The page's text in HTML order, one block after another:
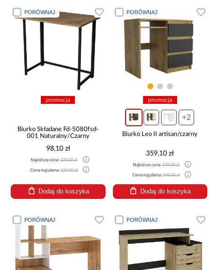
PORÓWNAJ
promocja
Biurko Składane Fd-5080fsd-
001 Naturalny/Czarny
98,10 zł
Najniższa cena:109,00 zł
Cena regularna:109,00 zł
Dodaj do koszyka
PORÓWNAJ
promocja
+2
Biurko Leo II artisan/czarny
359,10 zł
Najniższa cena:399,00 zł
Cena regularna:399,00 zł
Dodaj do koszyka
PORÓWNAJ PORÓWNAJ